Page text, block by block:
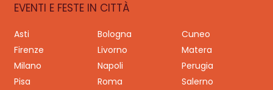
EVENTI E FESTE IN CITTÀ
Asti Bologna
Cuneo
Firenze
Livorno
Matera
Milano
Napoli
Perugia
Pisa
Roma
Salerno